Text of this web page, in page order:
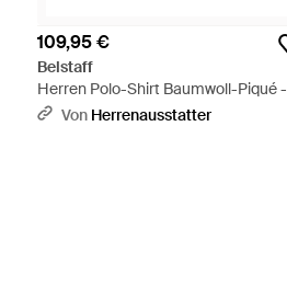
109,95 €
Belstaff
Herren Polo-Shirt Baumwoll-Piqué -
Schwarz
Von Herrenausstatter